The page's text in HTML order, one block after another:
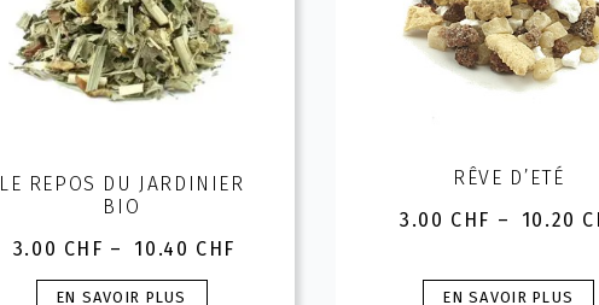
LE REPOS DU JARDINIER
BIO
3.00 CHF – 10.40 CHF
Plage
de
EN SAVOIR PLUS
Ce
RÊVE D’ETÉ
3.00 CHF – 10.20
Plage
prix :
3.00 CHF
EN SAVOIR PLUS
Ce